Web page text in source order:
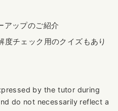
アップのご紹介
チェック用のクイズもあり
by the tutor during
do not necessarily reflect a